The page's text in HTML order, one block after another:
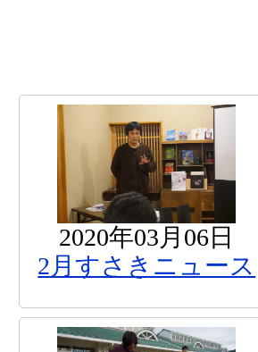
2020年03月06日
2月すさきニュース